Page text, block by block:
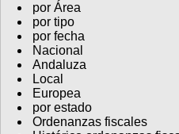
por Área
por tipo
por fecha
Nacional
Andaluza
Local
Europea
por estado
Ordenanzas fiscales